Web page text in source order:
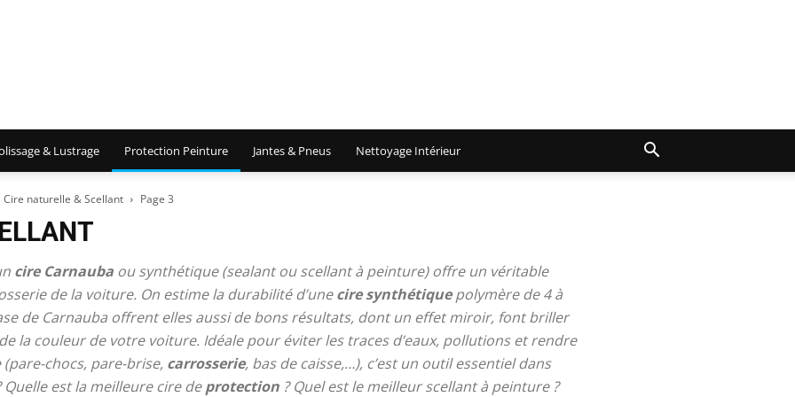
& Lustrage Protection Peinture Jantes & Pneus Nettoyage Intérieur
Cire naturelle & Scellant Page 3
cire Carnauba ou synthétique (sealant ou scellant à peinture) offre un véritable
de la voiture. On estime la durabilité d’unecire synthétiquepolymère de 4 à
de Carnauba offrent elles aussi de bons résultats, dont un effet miroir, font briller
la couleur de votre voiture. Idéale pour éviter les traces d’eaux, pollutions et rendre
chocs, pare-brise, carrosserie, bas de caisse,…), c’est un outil essentiel dans
est la meilleure cire deprotection ? Quel est le meilleur scellant à peinture ?